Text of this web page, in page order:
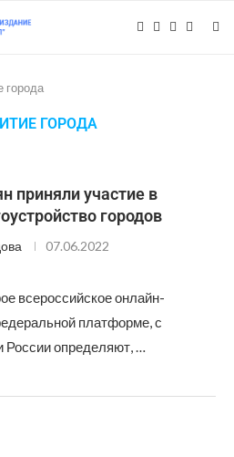
города
ГОРОДА
приняли участие в
городов
07.06.2022
всероссийское онлайн-
платформе, с
России определяют, …